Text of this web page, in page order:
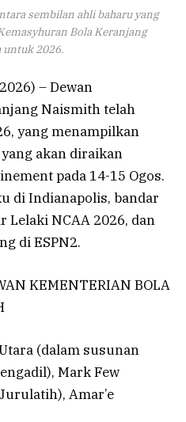
sembilan ahli baharu yang
Bola Keranjang
2026.
– Dewan
Naismith telah
yang menampilkan
akan diraikan
pada 14-15 Ogos.
di Indianapolis, bandar
NCAA 2026, dan
di ESPN2.
KEMENTERIAN BOLA
(dalam susunan
Mark Few
Amar’e